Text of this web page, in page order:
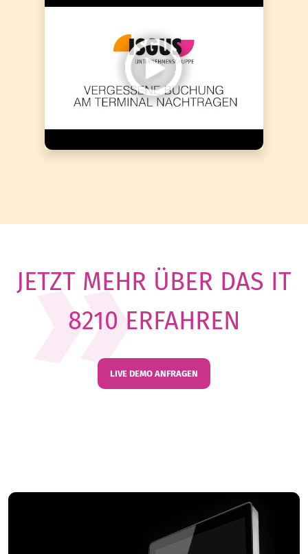
JETZT MEHR ÜBER DAS IT
8210 ERFAHREN
LIVE DEMO ANFRAGEN